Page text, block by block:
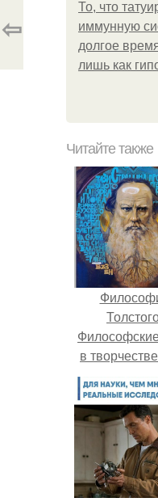
То, что
иммунную
долгое
лишь как
⇦
Читайте также
в